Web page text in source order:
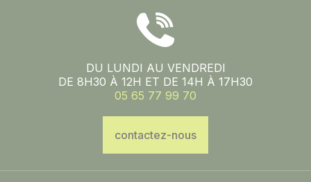
DU LUNDI AU VENDREDI
DE 8H30 À 12H ET DE 14H À 17H30
05 65 77 99 70
contactez-nous